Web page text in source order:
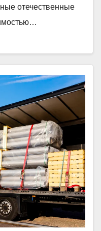
отечественные